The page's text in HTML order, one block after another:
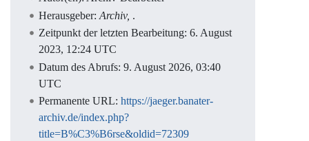
Herausgeber: Archiv, .
Zeitpunkt der letzten Bearbeitung: 6. August
2023, 12:24 UTC
Datum des Abrufs: 9. August 2026, 03:40
UTC
Permanente URL: https://jaeger.banater-
archiv.de/index.php?
title=B%C3%B6rse&oldid=72309